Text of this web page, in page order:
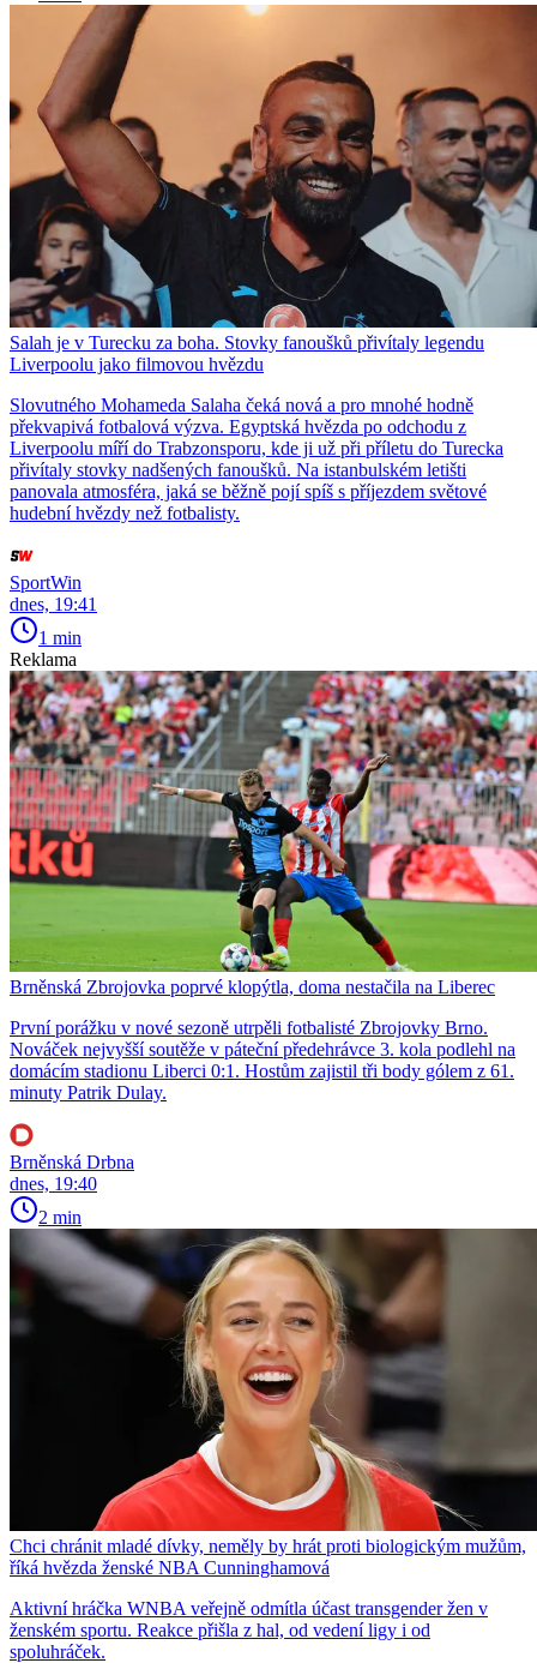
Salah je v Turecku za boha. Stovky fanoušků přivítaly legendu
Liverpoolu jako filmovou hvězdu
Slovutného Mohameda Salaha čeká nová a pro mnohé hodně
překvapivá fotbalová výzva. Egyptská hvězda po odchodu z
Liverpoolu míří do Trabzonsporu, kde ji už při příletu do Turecka
přivítaly stovky nadšených fanoušků. Na istanbulském letišti
panovala atmosféra, jaká se běžně pojí spíš s příjezdem světové
hudební hvězdy než fotbalisty.
SportWin
dnes, 19:41
1 min
Reklama
Brněnská Zbrojovka poprvé klopýtla, doma nestačila na Liberec
První porážku v nové sezoně utrpěli fotbalisté Zbrojovky Brno.
Nováček nejvyšší soutěže v páteční předehrávce 3. kola podlehl na
domácím stadionu Liberci 0:1. Hostům zajistil tři body gólem z 61.
minuty Patrik Dulay.
Brněnská Drbna
dnes, 19:40
2 min
Chci chránit mladé dívky, neměly by hrát proti biologickým mužům,
říká hvězda ženské NBA Cunninghamová
Aktivní hráčka WNBA veřejně odmítla účast transgender žen v
ženském sportu. Reakce přišla z hal, od vedení ligy i od
spoluhráček.